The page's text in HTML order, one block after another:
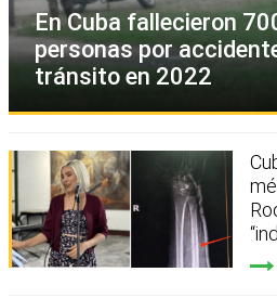
En Cuba fallecieron
personas por
tránsito en 2022